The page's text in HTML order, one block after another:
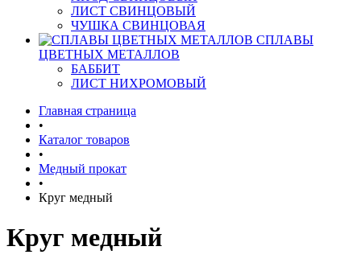
ЛИСТ СВИНЦОВЫЙ
ЧУШКА СВИНЦОВАЯ
СПЛАВЫ
ЦВЕТНЫХ МЕТАЛЛОВ
БАББИТ
ЛИСТ НИХРОМОВЫЙ
Главная страница
•
Каталог товаров
•
Медный прокат
•
Круг медный
Круг медный